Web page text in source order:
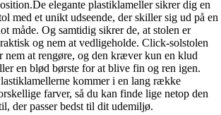
elegante plastiklameller sikrer dig en
med et unikt udseende, der skiller sig ud på en
måde. Og samtidig sikrer de, at stolen er
og nem at vedligeholde. Click-solstolen
nem at rengøre, og den kræver kun en klud
en blød børste for at blive fin og ren igen.
kommer i en lang række
farver, så du kan finde lige netop den
der passer bedst til dit udemiljø.